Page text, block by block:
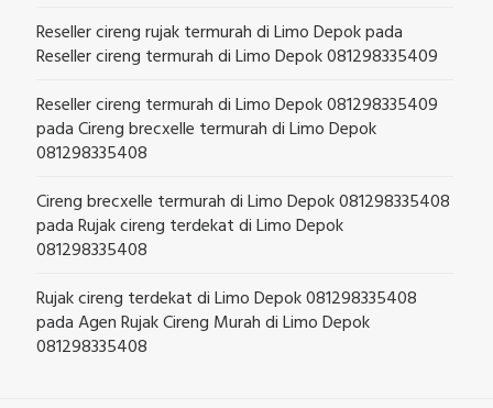
Reseller cireng rujak termurah di Limo Depokpada
Reseller cireng termurah di Limo Depok 081298335409
Reseller cireng termurah di Limo Depok 081298335409
padaCireng brecxelle termurah di Limo Depok
081298335408
Cireng brecxelle termurah di Limo Depok 081298335408
padaRujak cireng terdekat di Limo Depok
081298335408
Rujak cireng terdekat di Limo Depok 081298335408
padaAgen Rujak Cireng Murah di Limo Depok
081298335408